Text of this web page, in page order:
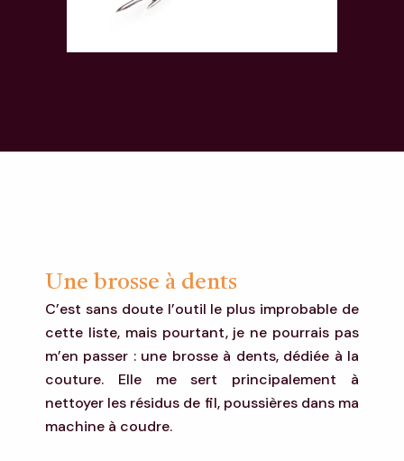
Une brosse à dents
C’est sans doute l’outil le plus improbable de
cette liste, mais pourtant, je ne pourrais pas
m’en passer : une brosse à dents, dédiée à la
couture. Elle me sert principalement à
nettoyer les résidus de fil, poussières dans ma
machine à coudre.